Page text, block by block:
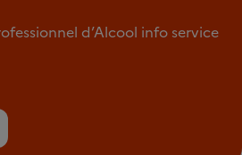
d’Alcool info service